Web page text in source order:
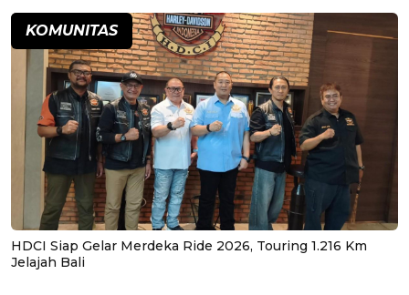
KOMUNITAS
HDCI Siap Gelar Merdeka Ride 2026, Touring 1.216 Km
Jelajah Bali